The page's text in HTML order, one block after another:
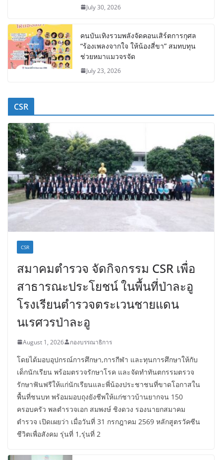
July 30, 2026
คนบันเทิงรวมพลังจัดคอนเสิร์ตการกุศล
“ร้องเพลงจากใจ ให้น้องสี่ขา” สมทบทุน
ช่วยหมาแมวจรจัด
July 23, 2026
CSR
CSR
สมาคมตำรวจ จัดกิจกรรม CSR เพื่อ
สาธารณะประโยชน์ ในพื้นที่ป่าละอู
โรงเรียนตำรวจตระเวนชายแดน
นเรศวรป่าละอู
August 1, 2026 กองบรรณาธิการ
โดยได้มอบอุปกรณ์การศึกษา,การกีฬา และทุนการศึกษาให้กับ
เด็กนักเรียน พร้อมตรวจรักษาโรค และจัดทำทันตกรรมตรวจ
รักษาฟันฟรีให้แก่นักเรียนและพี่น้องประชาชนที่ขาดโอกาสใน
พื้นที่ชนบท พร้อมมอบถุงยังชีพให้แก่ชาวบ้านยากจน 150
ครอบครัว พลตำรวจเอก สมพงษ์ ชิงดวง รองนายกสมาคม
ตำรวจ เปิดเผยว่า เมื่อวันที่ 31 กรกฎาคม 2569 หลักสูตรวัคซีน
ชีวิตเพื่อสังคม รุ่นที่ 1,รุ่นที่ 2